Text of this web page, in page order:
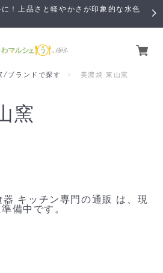
！上品さと軽やかさが印象的な水色
ブランドで探す 美濃焼 東山窯
窯
器 キッチン専門の通販 は、現
備中です。